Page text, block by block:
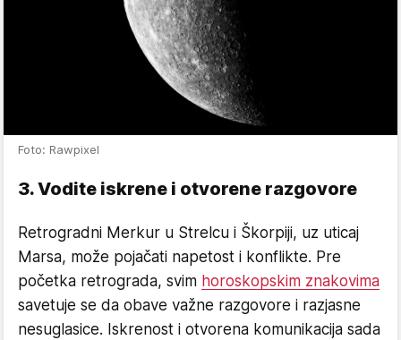
Foto: Rawpixel
3. Vodite iskrene i otvorene razgovore
Retrogradni Merkur u Strelcu i Škorpiji, uz uticaj
Marsa, može pojačati napetost i konflikte. Pre
početka retrograda, svim horoskopskim znakovima
savetuje se da obave važne razgovore i razjasne
nesuglasice. Iskrenost i otvorena komunikacija sada